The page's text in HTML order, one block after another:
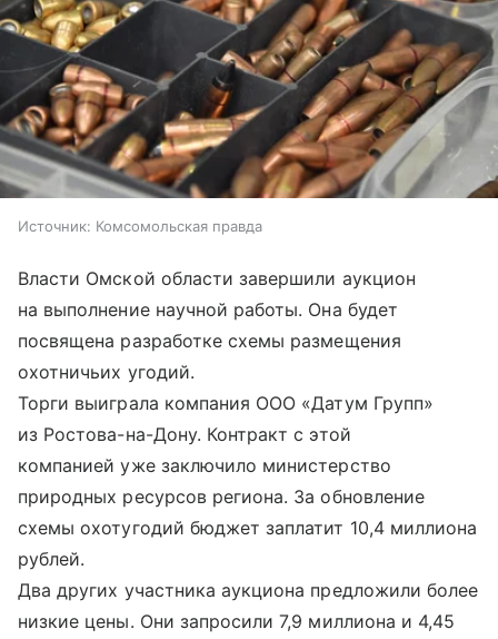
Источник: Комсомольская правда
Власти Омской области завершили аукцион
на выполнение научной работы. Она будет
посвящена разработке схемы размещения
охотничьих угодий.
Торги выиграла компания ООО «Датум Групп»
из Ростова-на-Дону. Контракт с этой
компанией уже заключило министерство
природных ресурсов региона. За обновление
схемы охотугодий бюджет заплатит 10,4 миллиона
рублей.
Два других участника аукциона предложили более
низкие цены. Они запросили 7,9 миллиона и 4,45